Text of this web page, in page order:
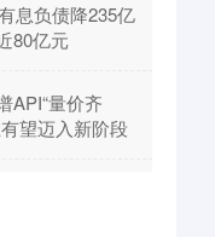
息负债降235亿
80亿元
API“量价齐
望迈入新阶段